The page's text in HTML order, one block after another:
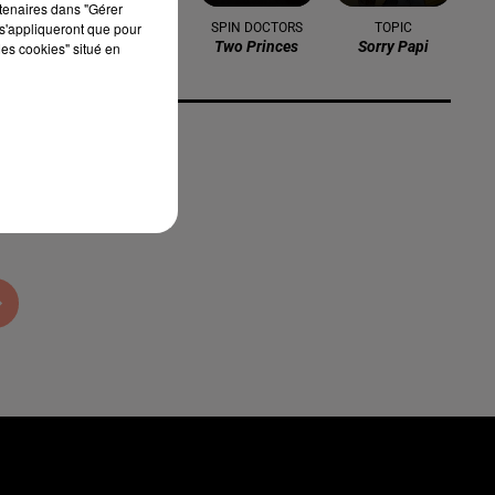
NAIKA
One Track Mind
SPIN DOCTORS
Two Princes
TOPIC
Sorry Papi
dans "Gérer
que pour
cookies" situé en